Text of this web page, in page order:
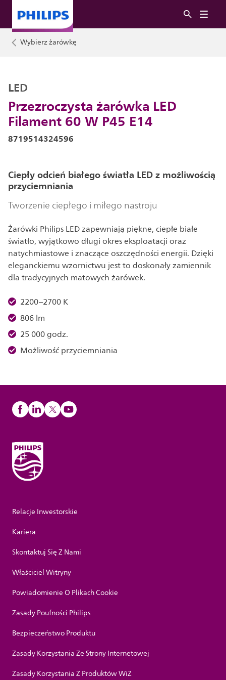
Wybierz żarówkę
Przezroczysta żarówka LED
Filament 60 W P45 E14
LED
8719514324596
Ciepły odcień białego światła LED z możliwością
przyciemniania
Tworzenie ciepłego i miłego nastroju
Żarówki Philips LED zapewniają piękne, ciepłe białe
światło, wyjątkowo długi okres eksploatacji oraz
natychmiastowe i znaczące oszczędności energii. Dzięki
eleganckiemu wzornictwu jest to doskonały zamiennik
dla tradycyjnych matowych żarówek.
2200–2700 K
806 lm
25 000 godz.
Możliwość przyciemniania
Relacje Inwestorskie
Kariera
Skontaktuj Się Z Nami
Właściciel Witryny
Powiadomienie O Plikach Cookie
Zasady Poufności Philips
Bezpieczeństwo Produktu
Zasady Korzystania Ze Strony Internetowej
Zasady Korzystania Z Produktów WiZ